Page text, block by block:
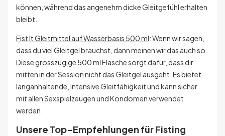
können, während das angenehm dicke Gleitgefühl erhalten
bleibt.
Fist It Gleitmittel auf Wasserbasis 500 ml: Wenn wir sagen,
dass du viel Gleitgel brauchst, dann meinen wir das auch so.
Diese grosszügige 500 ml Flasche sorgt dafür, dass dir
mitten in der Session nicht das Gleitgel ausgeht. Es bietet
langanhaltende, intensive Gleitfähigkeit und kann sicher
mit allen Sexspielzeugen und Kondomen verwendet
werden.
Unsere Top-Empfehlungen für Fisting